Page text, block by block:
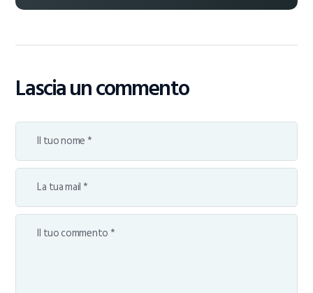
Lascia un commento